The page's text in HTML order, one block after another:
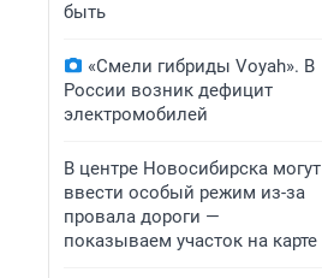
быть
«Смели гибриды Voyah». В
России возник дефицит
электромобилей
В центре Новосибирска могут
ввести особый режим из-за
провала дороги —
показываем участок на карте